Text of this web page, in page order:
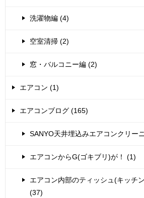
洗濯物編 (4)
空室清掃 (2)
窓・バルコニー編 (2)
エアコン (1)
エアコンブログ (165)
SANYO天井埋込みエアコンクリー
エアコンからG(ゴキブリ)が！ (1)
エアコン内部のティッシュ(キッチ
(37)